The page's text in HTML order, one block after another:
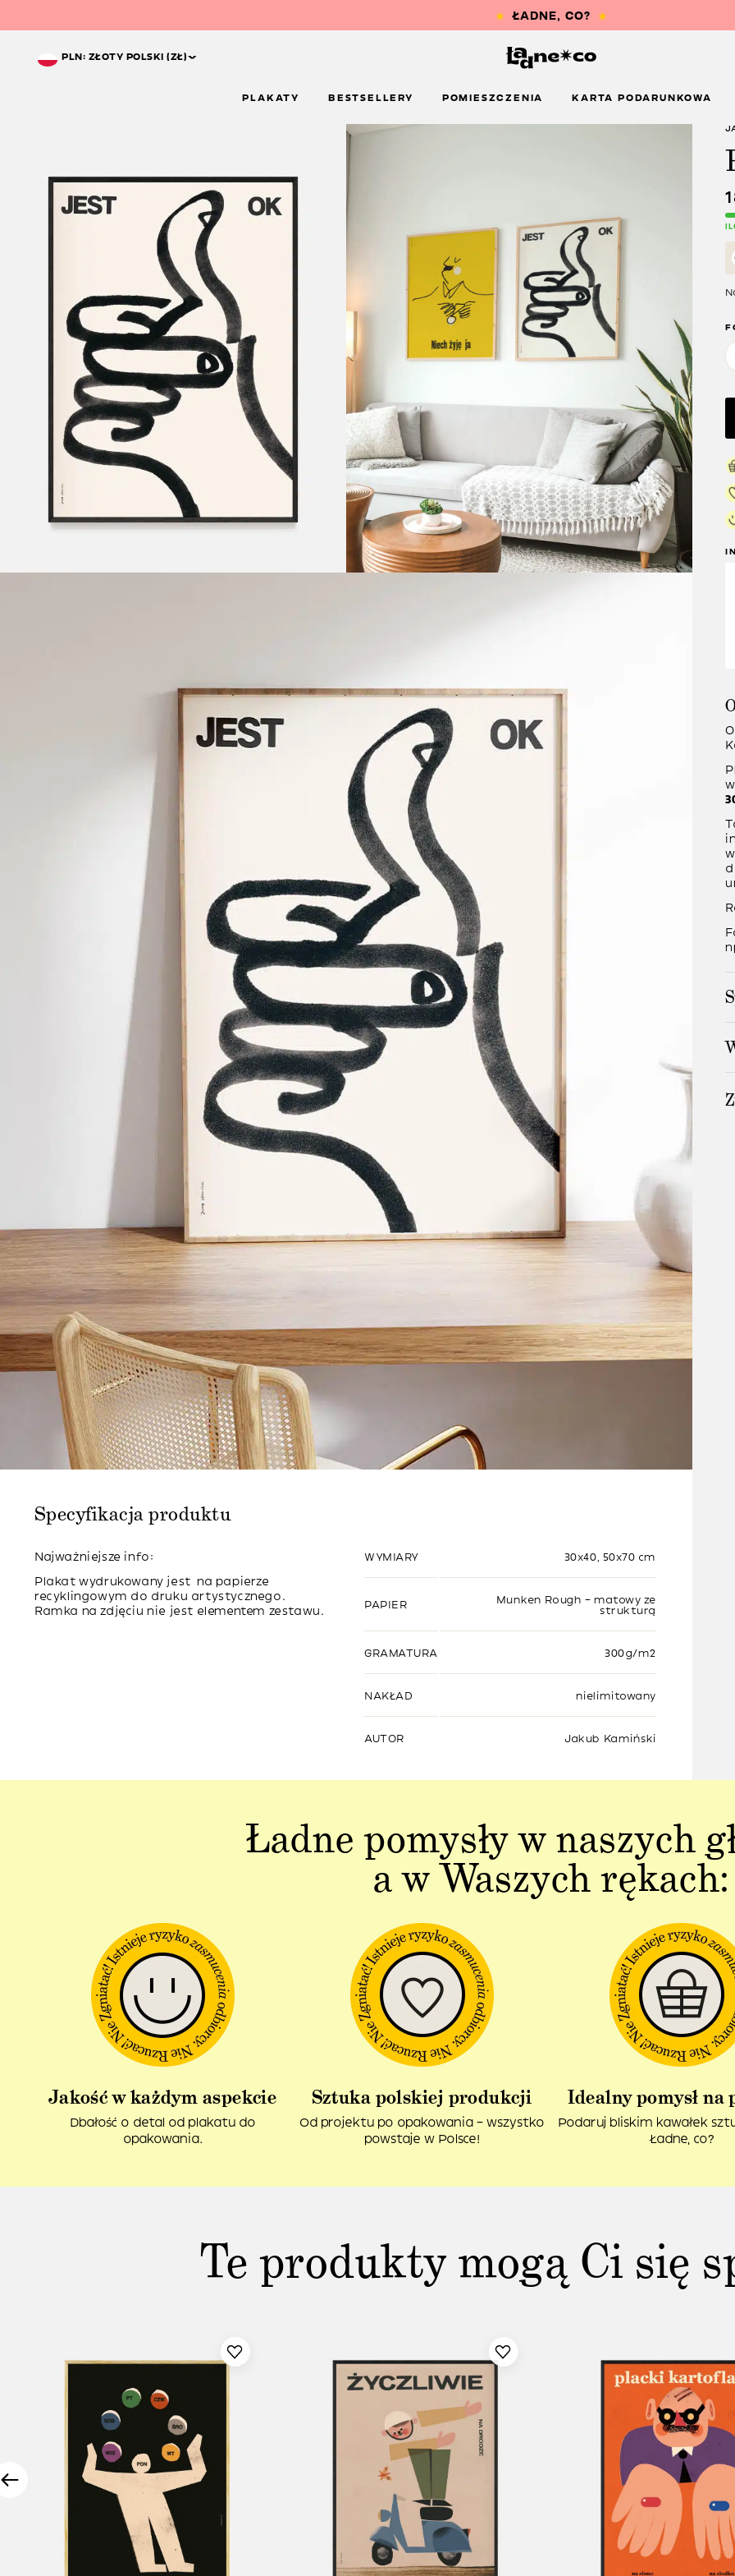
PLN: ZŁOTY POLSKI (ZŁ)^
PLAKATY BESTSELLERY POMIESZCZENIA KARTA PODARUNKOWA
Specyfikacja produktu
Najważniejsze info:
Plakat wydrukowany jest na papierze
recyklingowym do druku artystycznego.
Ramka na zdjęciu nie jest elementem zestawu.
WYMIARY 30x40, 50x70 cm
PAPIER
Munken Rough – matowy ze
strukturą
GRAMATURA 300g/m2
NAKŁAD nielimitowany
AUTOR Jakub Kamiński
Ładne pomysły w naszych
a w Waszych rękach:
Jakość w każdym aspekcie
Dbałość o detal od plakatu do
opakowania.
Sztuka polskiej produkcji
Od projektu po opakowania – wszystko
powstaje w Polsce!
Idealny pomysł na
Podaruj bliskim kawałek
Ładne, co?
Te produkty mogą Ci się